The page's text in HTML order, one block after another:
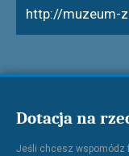
http://muzeum-
Dotacja na
Jeśli chcesz wspomódz